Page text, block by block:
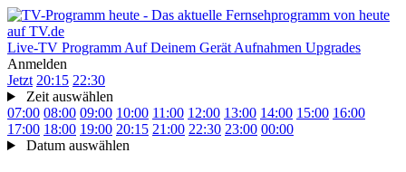
Live-TV Programm Auf Deinem Gerät Aufnahmen Upgrades
Anmelden
Jetzt 20:15 22:30
Zeit auswählen
07:00 08:00 09:00 10:00 11:00 12:00 13:00 14:00 15:00 16:00
17:00 18:00 19:00 20:15 21:00 22:30 23:00 00:00
Datum auswählen